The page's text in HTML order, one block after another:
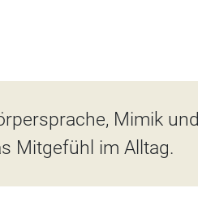
Mimik und
Mitgefühl im Alltag.